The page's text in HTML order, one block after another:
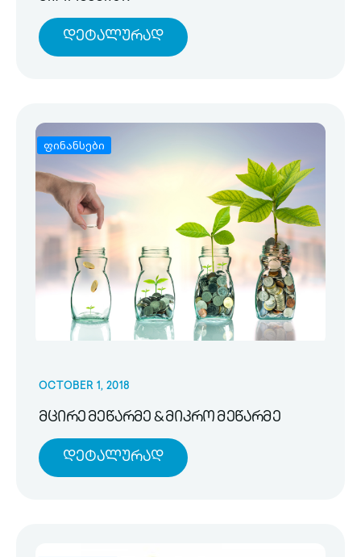
Დეტალურად
ფინანსები
OCTOBER 1, 2018
მცირე მეწარმე & მიკრო მეწარმე
Დეტალურად